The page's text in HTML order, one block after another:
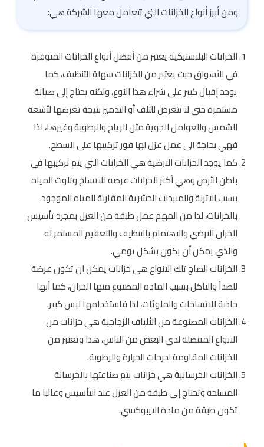
ومن أبرز أنواع الخزانات التي تتعامل معها الشركة هي:
الخزانات البلاستيكية يعتبر من أفضل أنواع الخزانات المتوفرة
في الأسواق حيث يعتبر من الخزانات سهلة التنظيف، كما
يوجد إقبال كبير على شراء هذا النوع، ولكنه يحتاج إلى صيانة
مستمرة حتى لا تتعرض للتلف أو التدمير نتيجة تعرضها لأشعة
الشمس والعوامل الجوية مثل الرياح والرطوبة وغيرها، لذا
فهي بحاجة الى عمل عزل لها فور تركيبها على السطح.
كما يوجد الخزانات الارضية هي الخزانات التي يتم تركيبها في
باطن الأرض وهي أكثر الخزانات عرضة للاتساخ وتلوث المياه
بسبب الاتربة والمبيدات الحشرية المقاربة للمياه الموجود
بالخزانات، لذا من المهم عمل طبقة من العزل بمجرد تأسيس
الخزان الارضي والاهتمام بالتنظيف والتعقيم المستمر له
والذي يمكن أن يكون بشكل يومي.
الخزانات الصاج تلك الانواع هي خزانات يمكن ان تكون عرضة
للصدأ والتآكل بسبب المادة المصنوع منها الخزان، كما أنها
جاذبة للاتساخات والملوثات، لذا فاستخدامها ليس كبير.
الخزانات المصنوعة من الألياف الزجاجية هي خزانات من
الانواع المفضلة لدى البعض من الناس، هذا وتعتبر من
الخزانات المقاومة لدرجات الحرارة والرطوبة.
الخزانات الخرسانية هي خزانات يتم صناعتها بالخرسانة
المسلحة وتحتاج إلى طبقة من العزل عند التأسيس وغالبا ما
تكون طبقة من مادة الايبوكسي.